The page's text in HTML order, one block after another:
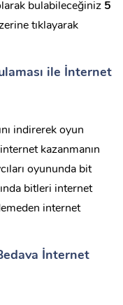
bulabileceğiniz 5
tıklayarak
ile İnternet
indirerek oyun
kazanmanın
oyununda bit
bitleri internet
internet
İnternet